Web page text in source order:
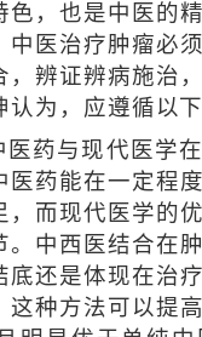
色，也是中医的
中医治疗肿瘤必
，辨证辨病施治
认为，应遵循以下
医药与现代医学
医药能在一定程
，而现代医学的
。中西医结合在
底还是体现在治
这种方法可以提